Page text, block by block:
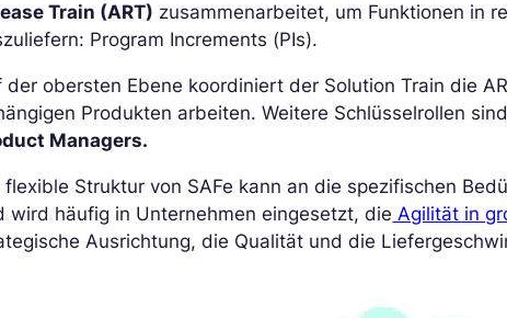
Train (ART) zusammenarbeitet, um Funktionen in
Program Increments (PIs).
der obersten Ebene koordiniert der Solution Train die
Produkten arbeiten. Weitere Schlüsselrollen sind
Managers.
flexible Struktur von SAFe kann an die spezifischen
wird häufig in Unternehmen eingesetzt, die Agilität in
Ausrichtung, die Qualität und die